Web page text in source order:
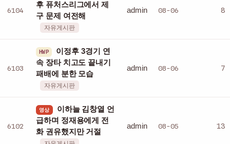
6104
후 퓨처스리그에서 제
구 문제 여전해
자유게시판
admin 08-06 8
6103
HWP
이정후 3경기 연
속 장타 치고도 끝내기
패배에 분한 모습
자유게시판
admin 08-06 7
6102
영상
이하늘 김창열 언
급하며 정재용에게 전
화 권유했지만 거절
admin 08-05 13